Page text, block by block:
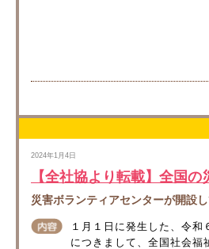
2024年1月4日
【全社協より転載】全国
災害ボランティアセンターが開設
１月１日に発生した、令
につきまして、全国社会